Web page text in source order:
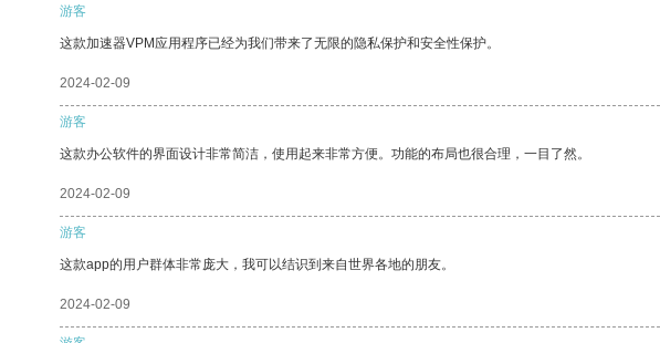
游客
这款加速器VPM应用程序已经为我们带来了无限的隐私保护和安全性保护。
2024-02-09
游客
这款办公软件的界面设计非常简洁，使用起来非常方便。功能的布局也很合理，一目了然。
2024-02-09
游客
这款app的用户群体非常庞大，我可以结识到来自世界各地的朋友。
2024-02-09